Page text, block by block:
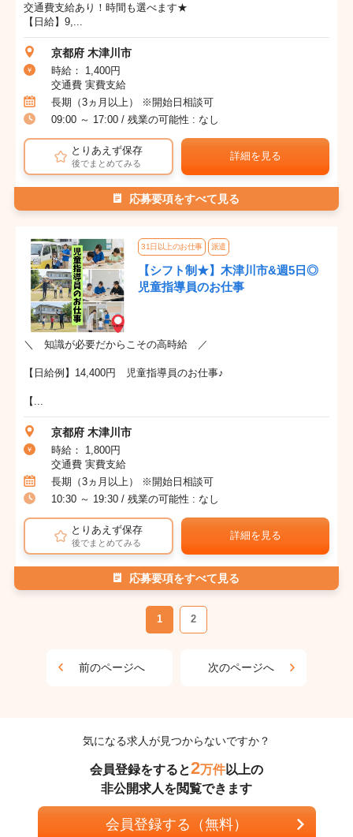
交通費支給あり！時間も選べます★
【日給】9,...
京都府 木津川市
時給： 1,400円
交通費 実費支給
長期（3ヵ月以上） ※開始日相談可
09:00 ～ 17:00 / 残業の可能性 : なし
とりあえず保存
後でまとめてみる
詳細を見る
応募要項をすべて見る
31日以上のお仕事 派遣
【シフト制★】木津川市&週5日◎
児童指導員のお仕事
＼ 知識が必要だからこその高時給 ／
【日給例】14,400円 児童指導員のお仕事♪
【...
京都府 木津川市
時給： 1,800円
交通費 実費支給
長期（3ヵ月以上） ※開始日相談可
10:30 ～ 19:30 / 残業の可能性 : なし
とりあえず保存
後でまとめてみる
詳細を見る
応募要項をすべて見る
1 2
前のページへ 次のページへ
気になる求人が見つからないですか？
会員登録をすると2万件以上の
非公開求人を閲覧できます
会員登録する（無料）